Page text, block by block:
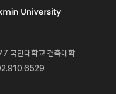
국민대학교 건축대학